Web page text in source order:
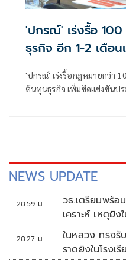
'ปกรณ์' เร่งรื้อ
ธุรกิจ อีก 1-2 เดือน
'ปกรณ์' เร่งรื้อกฎหมายกว่า
ต้นทุนธุรกิจ เพิ่มขีดแข่งขันปร
NEWS UPDATE
20:59 น.
วธ.เตรียมพร้อ
เคราะห์ เหตุยิง
20:27 น.
ในหลวง ทรงรั
ราดยิงในโรงเรี